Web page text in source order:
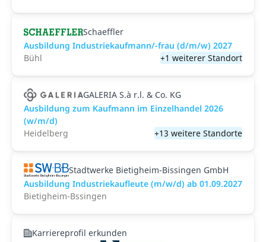
Schaeffler
Ausbildung Industriekaufmann/-frau (d/m/w) 2027
Bühl
+1 weiterer Standort
GALERIA S.à r.l. & Co. KG
Ausbildung zum Kaufmann im Einzelhandel 2026
(w/m/d)
Heidelberg
+13 weitere Standorte
Stadtwerke Bietigheim-Bissingen GmbH
Ausbildung Industriekaufleute (m/w/d) ab 01.09.2027
Bietigheim-Bssingen
Karriereprofil erkunden